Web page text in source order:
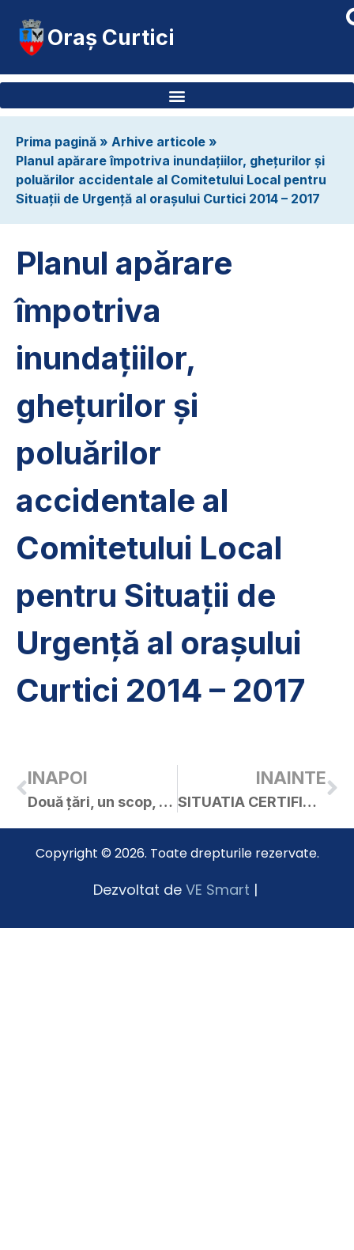
Oraș Curtici
Prima pagină » Arhive articole »
Planul apărare împotriva inundațiilor, ghețurilor și
poluărilor accidentale al Comitetului Local pentru
Situații de Urgență al orașului Curtici 2014 – 2017
Planul apărare
împotriva
inundațiilor,
ghețurilor și
poluărilor
accidentale al
Comitetului Local
pentru Situații de
Urgență al orașului
Curtici 2014 – 2017
INAPOI
Două țări, un scop, succes comun!
INAINTE
SITUATIA CERTIFICATELOR DE URBANISM EMISE IN FEBRUARIE ANUL 2014
Copyright © 2026. Toate drepturile rezervate.
Dezvoltat de VE Smart |